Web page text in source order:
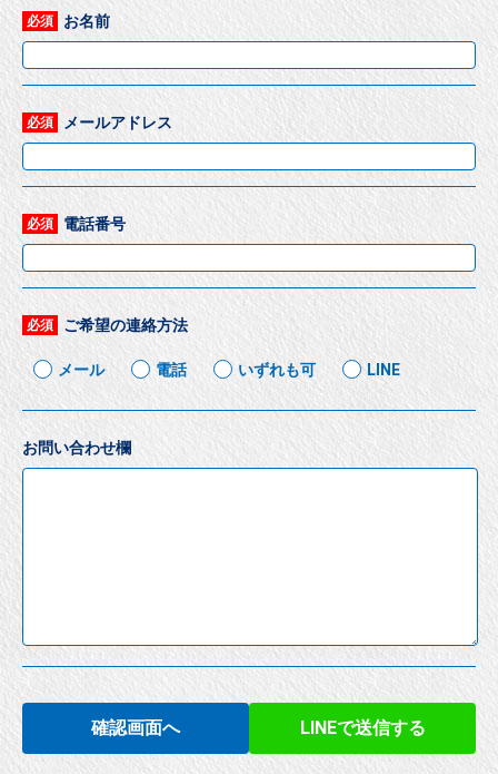
必須 お名前
必須 メールアドレス
必須 電話番号
必須 ご希望の連絡方法
メール 電話 いずれも可 LINE
お問い合わせ欄
確認画面へ LINEで送信する